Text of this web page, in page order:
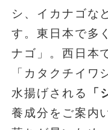
シ、イカナゴな
す。東日本で多
ナゴ」。西日本
「カタクチイワ
水揚げされる
「
養成分をご案内